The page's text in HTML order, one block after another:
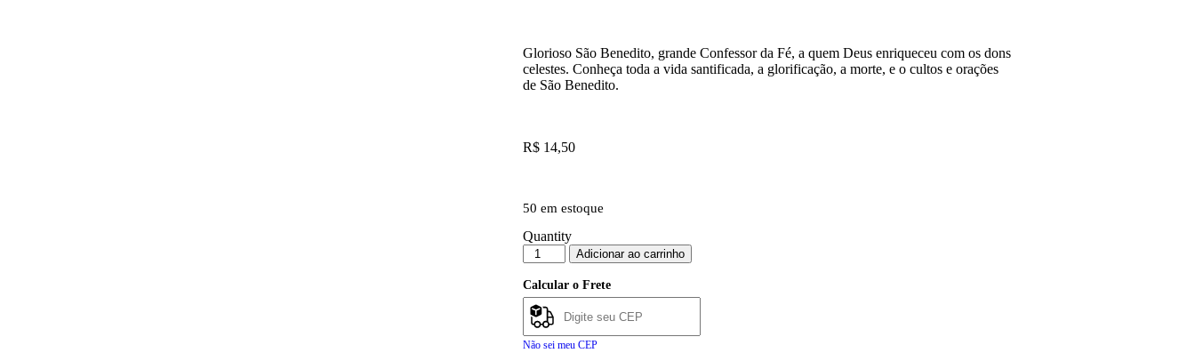
Glorioso São Benedito, grande Confessor da Fé, a quem Deus enriqueceu com os dons
celestes. Conheça toda a vida santificada, a glorificação, a morte, e o cultos e orações
de São Benedito.
R$ 14,50
50 em estoque
Quantity
Adicionar ao carrinho
Calcular o Frete
Não sei meu CEP